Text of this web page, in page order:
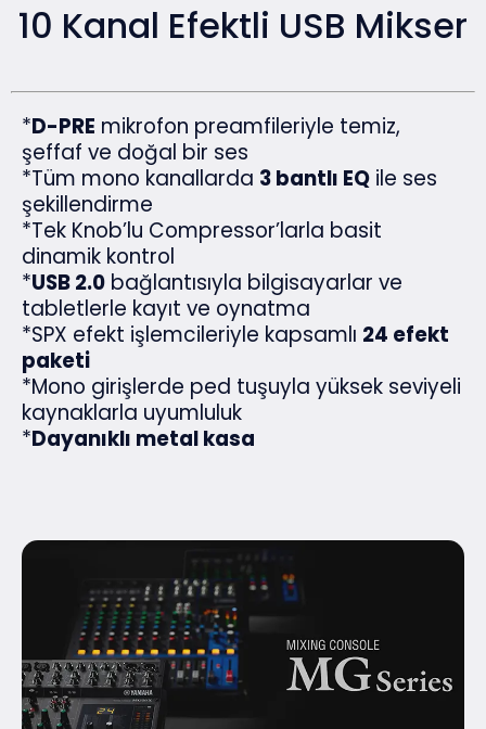
10 Kanal Efektli USB Mikser
*D-PRE mikrofon preamfileriyle temiz,
şeffaf ve doğal bir ses
*Tüm mono kanallarda 3 bantlı EQ ile ses
şekillendirme
*Tek Knob’lu Compressor’larla basit
dinamik kontrol
*USB 2.0 bağlantısıyla bilgisayarlar ve
tabletlerle kayıt ve oynatma
*SPX efekt işlemcileriyle kapsamlı 24 efekt
paketi
*Mono girişlerde ped tuşuyla yüksek seviyeli
kaynaklarla uyumluluk
*Dayanıklı metal kasa